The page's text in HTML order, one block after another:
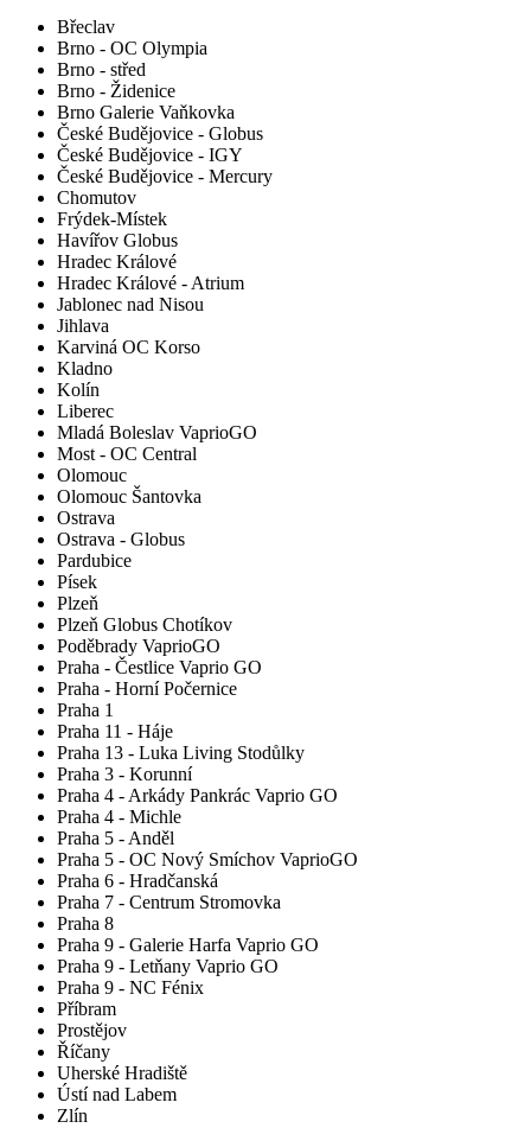
Břeclav
Brno - OC Olympia
Brno - střed
Brno - Židenice
Brno Galerie Vaňkovka
České Budějovice - Globus
České Budějovice - IGY
České Budějovice - Mercury
Chomutov
Frýdek-Místek
Havířov Globus
Hradec Králové
Hradec Králové - Atrium
Jablonec nad Nisou
Jihlava
Karviná OC Korso
Kladno
Kolín
Liberec
Mladá Boleslav VaprioGO
Most - OC Central
Olomouc
Olomouc Šantovka
Ostrava
Ostrava - Globus
Pardubice
Písek
Plzeň
Plzeň Globus Chotíkov
Poděbrady VaprioGO
Praha - Čestlice Vaprio GO
Praha - Horní Počernice
Praha 1
Praha 11 - Háje
Praha 13 - Luka Living Stodůlky
Praha 3 - Korunní
Praha 4 - Arkády Pankrác Vaprio GO
Praha 4 - Michle
Praha 5 - Anděl
Praha 5 - OC Nový Smíchov VaprioGO
Praha 6 - Hradčanská
Praha 7 - Centrum Stromovka
Praha 8
Praha 9 - Galerie Harfa Vaprio GO
Praha 9 - Letňany Vaprio GO
Praha 9 - NC Fénix
Příbram
Prostějov
Říčany
Uherské Hradiště
Ústí nad Labem
Zlín